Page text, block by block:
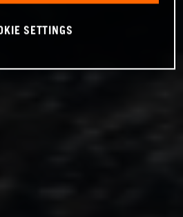
SETTINGS